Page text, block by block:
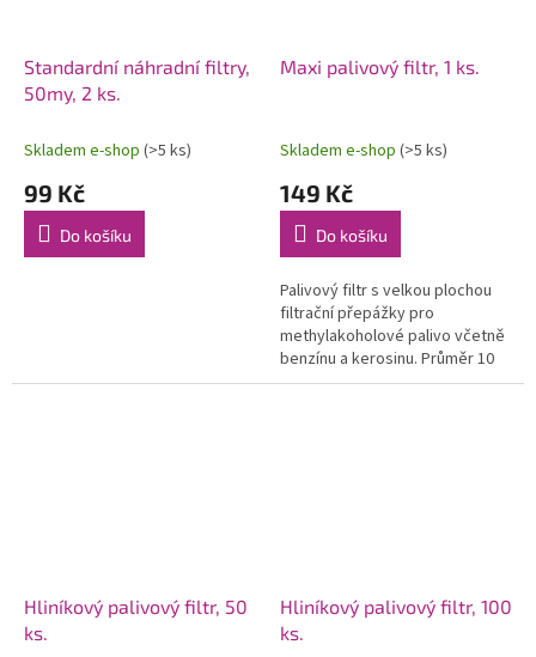
Standardní náhradní filtry,
50my, 2 ks.
Skladem e-shop (>5 ks)
99 Kč
Do košíku
Maxi palivový filtr, 1 ks.
Skladem e-shop (>5 ks)
149 Kč
Do košíku
Palivový filtr s velkou plochou
filtrační přepážky pro
methylakoholové palivo včetně
benzínu a kerosinu. Průměr 10
mm, délka 36,5 mm; pro
Hliníkový palivový filtr, 50
ks.
Hliníkový palivový filtr, 100
ks.